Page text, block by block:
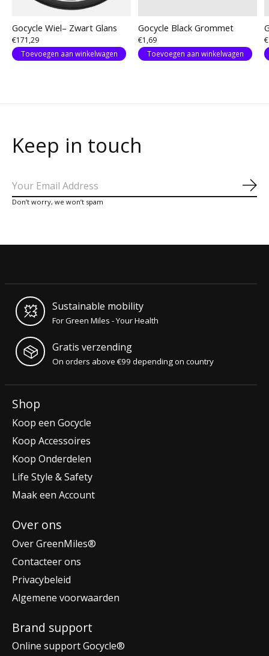
Gocycle Wiel– Zwart Glans
€171,29
Toevoegen aan winkelwagen
Gocycle Black Grommet
€1,69
Toevoegen aan winkelwagen
Keep in touch
Don’t worry, we won’t spam
Sustainable mobility
For Green Miles - Your Health
Gratis verzending
On orders above €99 depending on country
Shop
Koop een Gocycle
Koop Accessoires
Koop Onderdelen
Life Style & Safety
Maak een Account
Over ons
Over GreenMiles®
Contacteer ons
Privacybeleid
Algemene voorwaarden
Brand support
Online support Gocycle®